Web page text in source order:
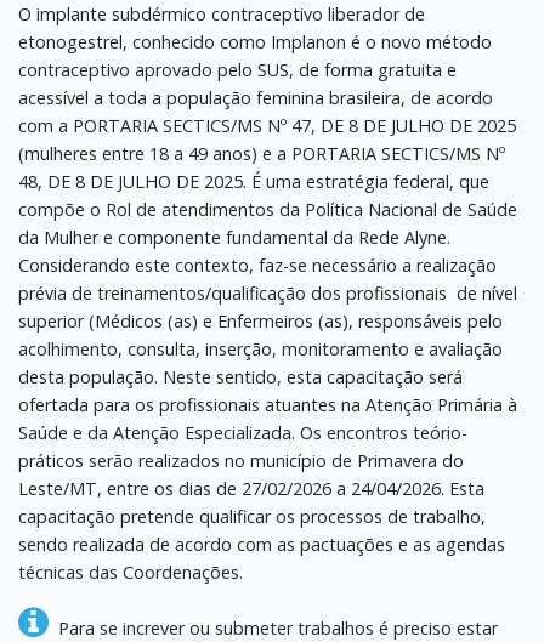
O implante subdérmico contraceptivo liberador de
etonogestrel, conhecido como Implanon é o novo método
contraceptivo aprovado pelo SUS, de forma gratuita e
acessível a toda a população feminina brasileira, de acordo
com a PORTARIA SECTICS/MS Nº 47, DE 8 DE JULHO DE 2025
(mulheres entre 18 a 49 anos) e a PORTARIA SECTICS/MS Nº
48, DE 8 DE JULHO DE 2025. É uma estratégia federal, que
compõe o Rol de atendimentos da Política Nacional de Saúde
da Mulher e componente fundamental da Rede Alyne.
Considerando este contexto, faz-se necessário a realização
prévia de treinamentos/qualificação dos profissionais de nível
superior (Médicos (as) e Enfermeiros (as), responsáveis pelo
acolhimento, consulta, inserção, monitoramento e avaliação
desta população. Neste sentido, esta capacitação será
ofertada para os profissionais atuantes na Atenção Primária à
Saúde e da Atenção Especializada. Os encontros teório-
práticos serão realizados no município de Primavera do
Leste/MT, entre os dias de 27/02/2026 a 24/04/2026. Esta
capacitação pretende qualificar os processos de trabalho,
sendo realizada de acordo com as pactuações e as agendas
técnicas das Coordenações.
Para se increver ou submeter trabalhos é preciso estar